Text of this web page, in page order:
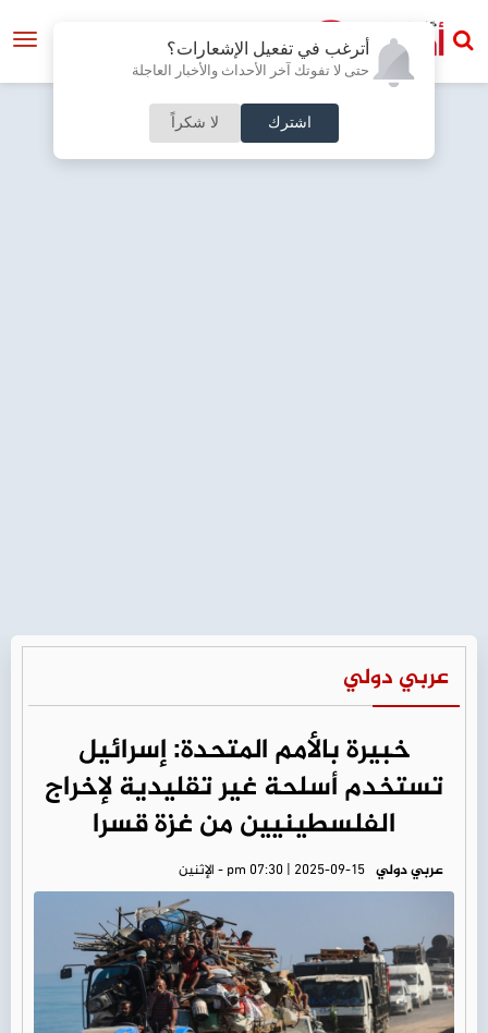
أترغب في تفعيل الإشعارات؟
حتى لا تفوتك آخر الأحداث والأخبار العاجلة
اشترك لا شكراً
عربي دولي
خبيرة بالأمم المتحدة: إسرائيل
تستخدم أسلحة غير تقليدية لإخراج
الفلسطينيين من غزة قسرا
عربي دولي pm 07:30 | 2025-09-15 - الإثنين